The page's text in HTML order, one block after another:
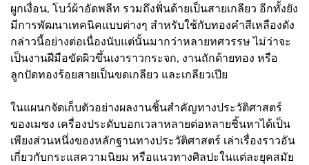
ผูกเงื่อน, โบว์ผ้าอัดพลีท รวมถึงฟั่นด้ายเป็นสายเกลียว อีกทั้งยัง
มีการพัฒนาเทคนิคแบบต่างๆ สำหรับใช้กับทองคำสีเหลืองดัง
กล่าวนี้อย่างต่อเนื่องนับแต่นั้นมากว่าหลายทศวรรษ ไม่ว่าจะ
เป็นงานฝีมือขัดผิวขึ้นเงาราวกระจก, งานถักด้ายทอง หรือ
ลูกปัดทองร้อยสายเป็นขดเกลียว และเกลียวเปีย
ในแผนกจัดเก็บตัวอย่างผลงานชิ้นสำคัญทางประวัติศาสตร์
ของเมซง เครื่องประดับบอกเวลาหลายต่อหลายชิ้นหาได้เป็น
เพียงส่วนหนึ่งของหลักฐานทางประวัติศาสตร์ เล่าเรื่องราวอัน
เกี่ยวกับกระแสความนิยม หรือแนวทางศิลปะในแต่ละยุคสมัย